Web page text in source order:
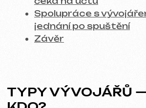
pozor — najít spolehlivého freelancera je
někdy tak těžké, jako čekat na poslední
noční autobus.
Výhody:dostupná cena, flexibilita,
2. Agentury a studia